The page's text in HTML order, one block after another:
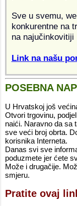
Sve u svemu,
konkurentne na
na najučinkovitiji
Link na našu
POSEBNA
U Hrvatskoj još
Otvori trgovinu,
naići. Naravno da sa
sve veći broj obrta.
korisnika Interneta.
Danas svi sve
poduzmete jer ćete
Može i drugačije.
smjeru.
Pratite ovaj